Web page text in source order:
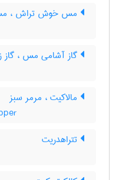
مس خوش تراش ،
گاز آشامی مس ، گاز
مالاکیت ، مرمر سبز
تتراهدریت